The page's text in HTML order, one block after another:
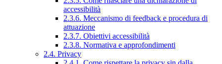
accessibilità
2.3.6. Meccanismo di feedback e procedura di
attuazione
2.3.7. Obiettivi accessibilità
2.3.8. Normativa e approfondimenti
2.4. Privacy